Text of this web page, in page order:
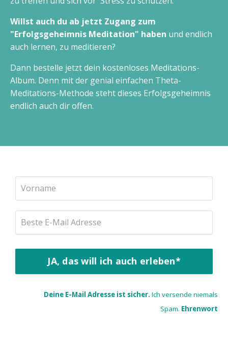
Willst auch du ab jetzt Zugang zum
"Erfolgsgeheimnis Meditation" haben und endlich
auch lernen, zu meditieren?
Dann bestelle jetzt dein kostenloses Meditations-
Album. Denn mit der genial einfachen Theta-
Meditations-Methode steht dieses Erfolgsgeheimnis
endlich auch dir offen.
JA, das will ich auch erleben*
Deine E-Mail Adresse ist sicher. Ich versende niemals
Spam. Ehrenwort